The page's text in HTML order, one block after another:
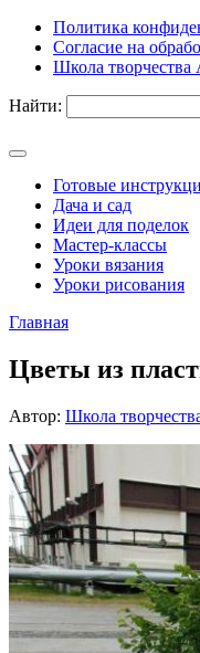
Политика
Согласие на
Школа творчества
Найти:
Готовые
Дача и сад
Идеи для поделок
Мастер-классы
Уроки вязания
Уроки рисования
Главная
Цветы из
Автор: Школа